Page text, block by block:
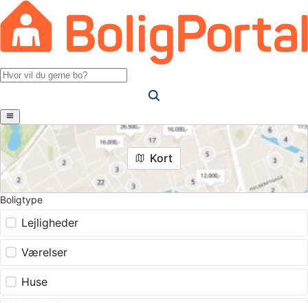
Kort
Boligtype
Lejligheder
Værelser
Huse